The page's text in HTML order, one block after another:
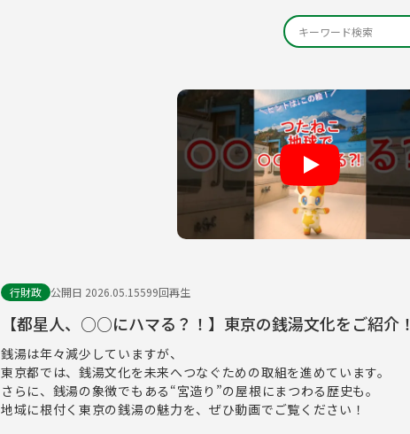
Play
行財政 公開日 2026.05.15599回再生
【都星人、○○にハマる？！】東京の銭湯文化をご紹介！
銭湯は年々減少していますが、
東京都では、銭湯文化を未来へつなぐための取組を進めています。
さらに、銭湯の象徴でもある“宮造り”の屋根にまつわる歴史も。
地域に根付く東京の銭湯の魅力を、ぜひ動画でご覧ください！